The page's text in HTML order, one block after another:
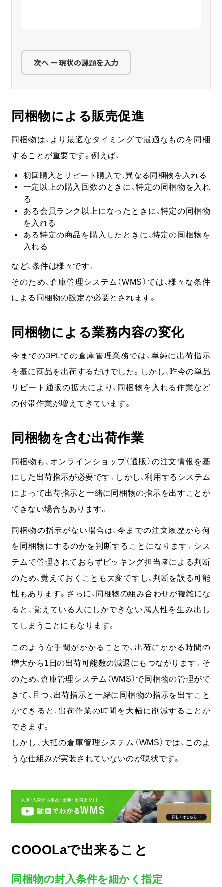
次へ ー 現状の課題を入力
同梱物による販売促進
同梱物は、より最適なタイミングで最適なものを同梱
することが重要です。例えば、
初回購入とリピート購入で、異なる同梱物を入れる
一定以上の購入回数のときに、特定の同梱物を入れ
る
ある会員ランク以上になったときに、特定の同梱物
を入れる
ある特定の商品を購入したときに、特定の同梱物を
入れる
など、条件は様々です。
そのため、倉庫管理システム（WMS）では、様々な条件
による同梱物の設定が必要とされます。
同梱物による業務内容の変化
今までの3PLでの倉庫管理業務では、単純に出荷指示
を基に商品を出荷するだけでした。しかし、昨今の単品
リピート通販の拡大により、同梱物を入れる作業など
の付帯作業が増えてきています。
同梱物を含む出荷作業
同梱物も、オンラインショップ（通販）の注文情報を基
にした出荷指示が必要です。しかし、利用するシステム
によって出荷指示と一緒に同梱物の指示を出すことが
できない場合もあります。
同梱物の指示がない場合は、今までの注文履歴から何
を同梱物にするのかを判断することになります。シス
テムで管理されておらずピッキング担当者による判断
のため、覚えておくことも大変ですし、判断を誤る可能
性もあります。さらに、同梱物の組み合わせが複雑にな
ると、覚えている人にしかできない属人性を生み出し
てしまうことにもなります。
このような手間がかかることで、出荷にかかる時間の
増大から1日の出荷可能数の減退にもつながります。そ
のため、倉庫管理システム（WMS）で同梱物の管理がで
きて、且つ、出荷指示と一緒に同梱物の指示を出すこと
ができると、出荷作業の時間を大幅に削減することが
できます。
しかし、大抵の倉庫管理システム（WMS）では、このよ
うな仕組みが実装されていないのが現状です。
COOOLaで出来ること
同梱物の封入条件を細かく指定